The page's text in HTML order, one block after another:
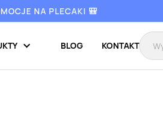
NA PLECAKI 🎒
BLOG KONTAKT